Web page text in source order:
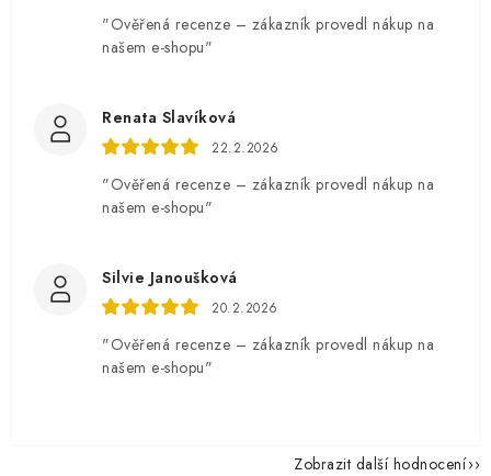
"Ověřená recenze – zákazník provedl nákup na
našem e-shopu"
Renata Slavíková
22.2.2026
"Ověřená recenze – zákazník provedl nákup na
našem e-shopu"
Silvie Janoušková
20.2.2026
"Ověřená recenze – zákazník provedl nákup na
našem e-shopu"
Zobrazit další hodnocení